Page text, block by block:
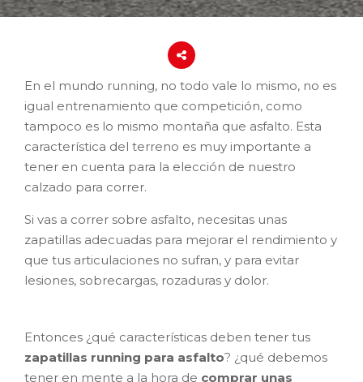
En el mundo running, no todo vale lo mismo, no es
igual entrenamiento que competición, como
tampoco es lo mismo montaña que asfalto. Esta
característica del terreno es muy importante a
tener en cuenta para la elección de nuestro
calzado para correr.
Si vas a correr sobre asfalto, necesitas unas
zapatillas adecuadas para mejorar el rendimiento y
que tus articulaciones no sufran, y para evitar
lesiones, sobrecargas, rozaduras y dolor.
Entonces ¿qué características deben tener tus
zapatillas running para asfalto? ¿qué debemos
tener en mente a la hora de comprar unas